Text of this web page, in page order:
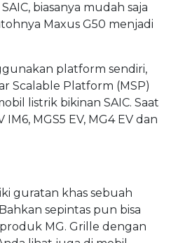
biasanya mudah saja
Maxus G50 menjadi
platform sendiri,
Scalable Platform (MSP)
listrik bikinan SAIC. Saat
MGS5 EV, MG4 EV dan
guratan khas sebuah
sepintas pun bisa
MG. Grille dengan